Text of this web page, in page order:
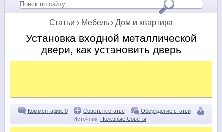
Статьи › Мебель › Дом и квартира
Установка входной металлической
двери, как установить дверь
Комментарии: 0 Советы к статье
Обсуждение статьи
Источник: Полезные Советы